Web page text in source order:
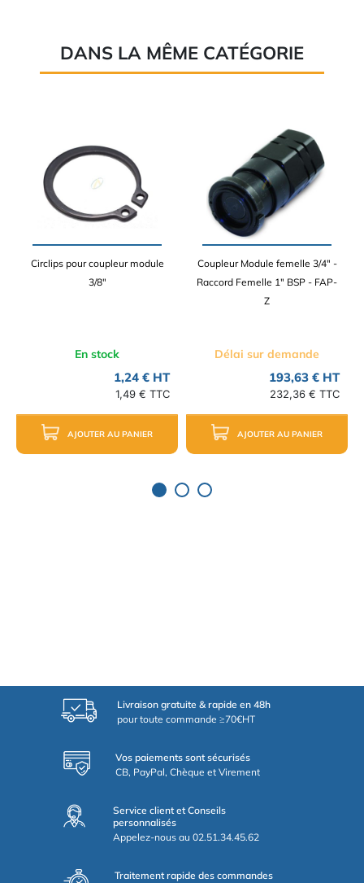
DANS LA MÊME CATÉGORIE
Circlips pour coupleur module
3/8"
En stock
1,24 € HT
1,49 € TTC
AJOUTER AU PANIER
Coupleur Module femelle 3/4" -
Raccord Femelle 1" BSP - FAP-
Z
Délai sur demande
193,63 € HT
232,36 € TTC
AJOUTER AU PANIER
Livraison gratuite & rapide en 48h
pour toute commande ≥70€HT
Vos paiements sont sécurisés
CB, PayPal, Chèque et Virement
Service client et Conseils
personnalisés
Appelez-nous au 02.51.34.45.62
Traitement rapide des commandes